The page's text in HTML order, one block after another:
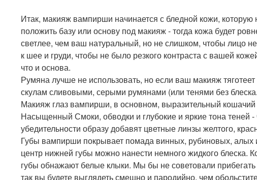
Итак, макияж вампирши начинается с бледной кожи,
положить базу или основу под макияж - тогда кожа будет
светлее, чем ваш натуральный, но не слишком, чтобы лицо
к шее и груди, чтобы не было резкого контраста с вашей
что и основа.
Румяна лучше не использовать, но если ваш макияж
скулам сливовыми, серыми румянами (или тенями без блеска.
Макияж глаз вампирши, в основном, выразительный кошачий
Насыщенный Смоки, обводки и глубокие и яркие тона
убедительности образу добавят цветные линзы желтого,
Губы вампирши покрывает помада винных, рубиновых, алых
центр нижней губы можно нанести немного жидкого блеска.
губы обнажают белые клыки. Мы бы не советовали
так вы будете выглядеть смешно и пародийно, чем